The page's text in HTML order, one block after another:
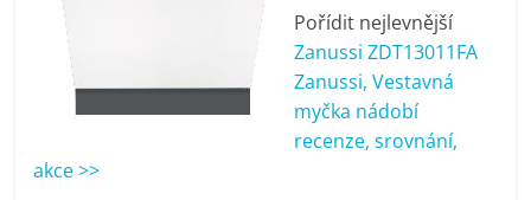
kávovary,
bazény
elektronika
porovnání
Pořídit nejlevnější
Zanussi ZDT13011FA
Zanussi, Vestavná
myčka nádobí
recenze, srovnání,
akce >>